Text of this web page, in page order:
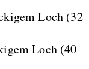
Loch (32
Loch (40